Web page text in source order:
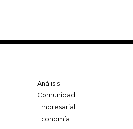
Análisis
Comunidad
Empresarial
Economía